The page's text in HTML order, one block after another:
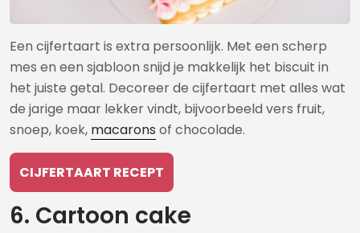
Een cijfertaart is extra persoonlijk. Met een scherp
mes en een sjabloon snijd je makkelijk het biscuit in
het juiste getal. Decoreer de cijfertaart met alles wat
de jarige maar lekker vindt, bijvoorbeeld vers fruit,
snoep, koek, macarons of chocolade.
CIJFERTAART RECEPT
6. Cartoon cake